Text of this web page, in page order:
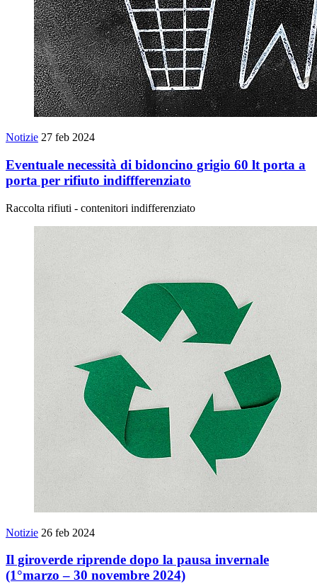
Notizie 27 feb 2024
Eventuale necessità di bidoncino grigio 60 lt porta a
porta per rifiuto indiffferenziato
Raccolta rifiuti - contenitori indifferenziato
Notizie 26 feb 2024
Il giroverde riprende dopo la pausa invernale
(1°marzo – 30 novembre 2024)